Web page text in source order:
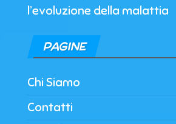
l’evoluzione della malattia
PAGINE
Chi Siamo
Contatti